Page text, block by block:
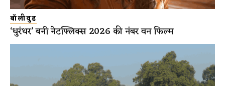
बॉलीवुड
‘धुरंधर’ बनी नेटफ्लिक्स 2026 की नंबर वन फिल्म